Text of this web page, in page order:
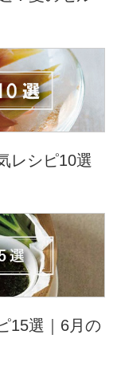
レシピ10選
15選｜6月の